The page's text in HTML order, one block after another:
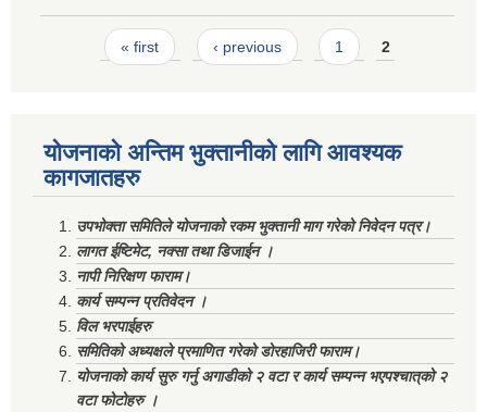
Pages« first ‹ previous 1 2
योजनाको अन्तिम भुक्तानीको लागि आवश्यक
कागजातहरु
उपभोक्ता समितिले योजनाको रकम भुक्तानी माग गरेको निवेदन पत्र।
लागत ईष्टिमेट, नक्सा तथा डिजाईन ।
नापी निरिक्षण फाराम।
कार्य सम्पन्न प्रतिवेदन ।
विल भरपाईहरु
समितिको अध्यक्षले प्रमाणित गरेको डोरहाजिरी फाराम।
योजनाको कार्य सुरु गर्नु अगाडीको २ वटा र कार्य सम्पन्न भएपश्चात्‌को २
वटा फोटोहरु ।